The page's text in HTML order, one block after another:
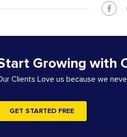
Growing with
Clients Love us because we
GET STARTED FREE